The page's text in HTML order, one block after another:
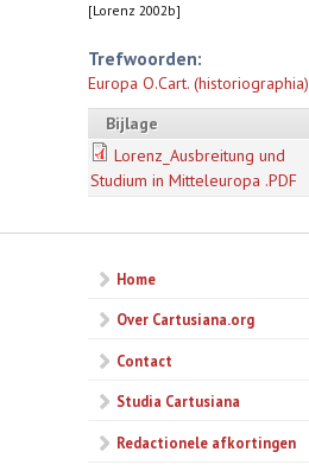
[Lorenz 2002b]
Trefwoorden:
Europa O.Cart. (historiographia)
Bijlage
Lorenz_Ausbreitung und
Studium in Mitteleuropa .PDF
Home
Over Cartusiana.org
Contact
Studia Cartusiana
Redactionele afkortingen